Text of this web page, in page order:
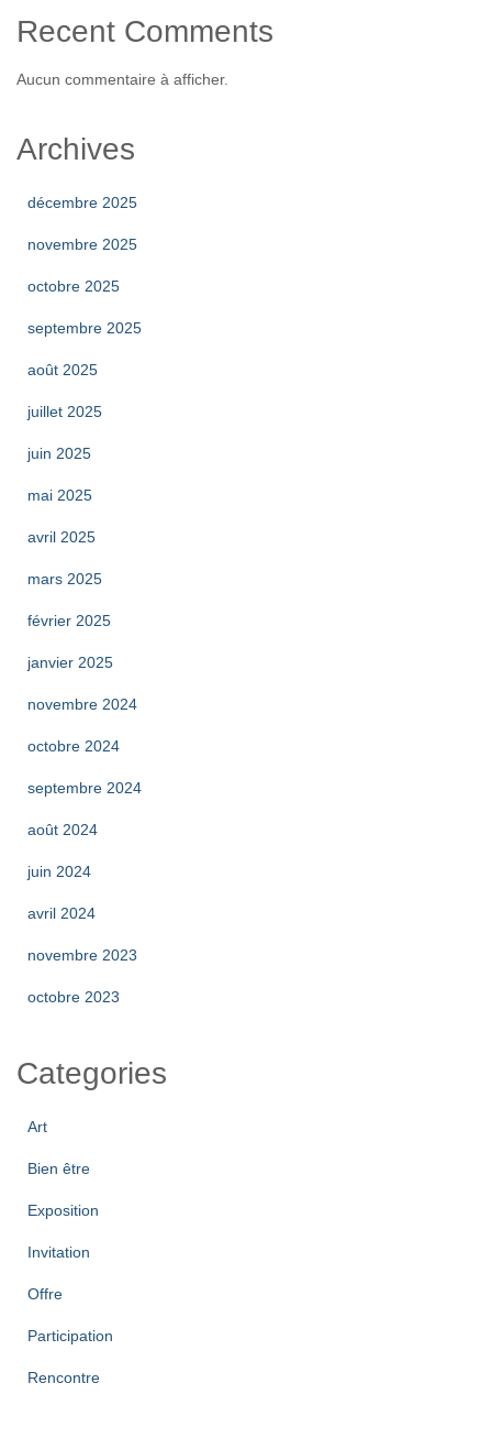
Recent Comments
Aucun commentaire à afficher.
Archives
décembre 2025
novembre 2025
octobre 2025
septembre 2025
août 2025
juillet 2025
juin 2025
mai 2025
avril 2025
mars 2025
février 2025
janvier 2025
novembre 2024
octobre 2024
septembre 2024
août 2024
juin 2024
avril 2024
novembre 2023
octobre 2023
Categories
Art
Bien être
Exposition
Invitation
Offre
Participation
Rencontre